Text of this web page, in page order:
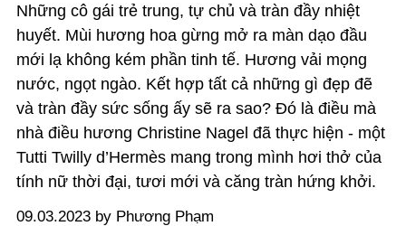
Những cô gái trẻ trung, tự chủ và tràn đầy nhiệt
huyết. Mùi hương hoa gừng mở ra màn dạo đầu
mới lạ không kém phần tinh tế. Hương vải mọng
nước, ngọt ngào. Kết hợp tất cả những gì đẹp đẽ
và tràn đầy sức sống ấy sẽ ra sao? Đó là điều mà
nhà điều hương Christine Nagel đã thực hiện - một
Tutti Twilly d’Hermès mang trong mình hơi thở của
tính nữ thời đại, tươi mới và căng tràn hứng khởi.
09.03.2023 by Phương Phạm